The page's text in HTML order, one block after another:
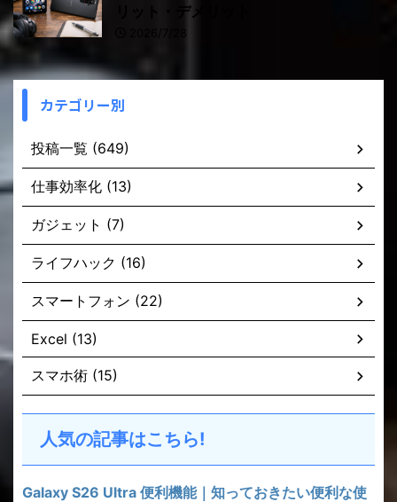
リット・デメリット
2026/7/28
カテゴリー別
投稿一覧 (649)
仕事効率化 (13)
ガジェット (7)
ライフハック (16)
スマートフォン (22)
Excel (13)
スマホ術 (15)
人気の記事はこちら!
Galaxy S26 Ultra 便利機能｜知っておきたい便利な使